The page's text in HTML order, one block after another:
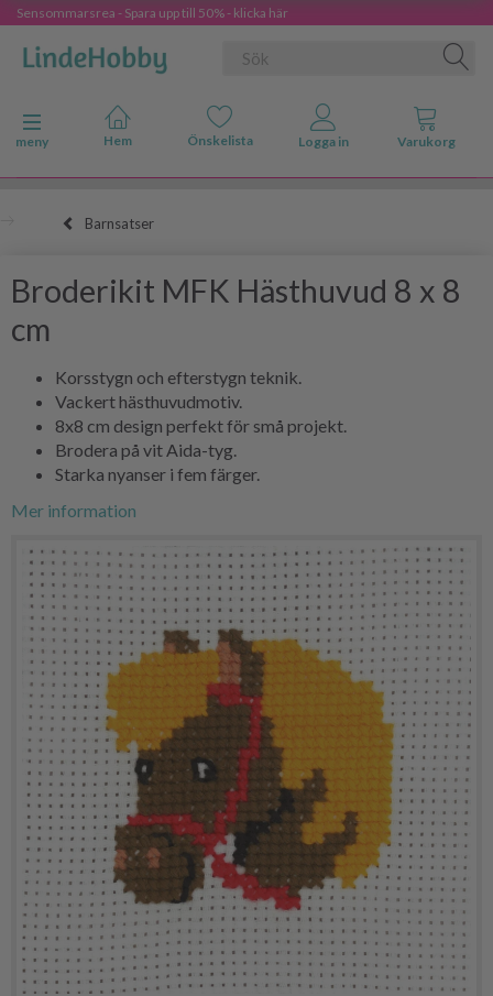
Sensommarsrea - Spara upp till 50% - klicka här
Ändra navigering
meny
Barnsatser
Broderikit MFK Hästhuvud 8 x 8
cm
Korsstygn och efterstygn teknik.
Vackert hästhuvudmotiv.
8x8 cm design perfekt för små projekt.
Brodera på vit Aida-tyg.
Starka nyanser i fem färger.
Mer information